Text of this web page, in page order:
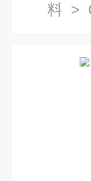
料 >